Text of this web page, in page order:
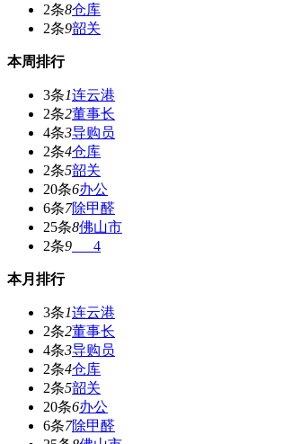
2条8仓库
2条9韶关
本周排行
3条1连云港
2条2董事长
4条3导购员
2条4仓库
2条5韶关
20条6办公
6条7除甲醛
25条8佛山市
2条9 ___4
本月排行
3条1连云港
2条2董事长
4条3导购员
2条4仓库
2条5韶关
20条6办公
6条7除甲醛